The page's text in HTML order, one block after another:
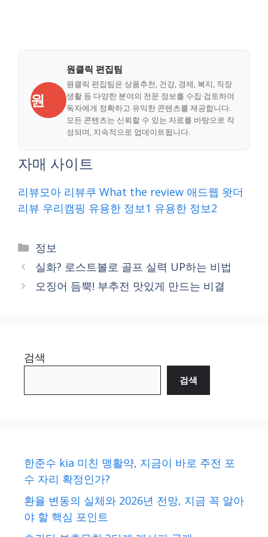
원
원클릭 편집팀
원클릭 편집팀은 상품추천, 건강, 경제, 복지, 직장
생활 등 다양한 분야의 전문 정보를 수집·검토하여
독자에게 정확하고 유익한 콘텐츠를 제공합니다.
모든 콘텐츠는 신뢰할 수 있는 자료를 바탕으로 작
성되며, 지속적으로 업데이트됩니다.
자매 사이트
리뷰모아 리뷰쿠 What the review 애드웹 왓더
리뷰 우리캠핑 유용한 정보1 유용한 정보2
Categories
정보
실화? 로스트볼로 골프 실력 UP하는 비법
오징어 듬뿍! 부추전 맛있게 만드는 비결
검색
검색
한준수 kia 미친 맹활약, 지금이 바로 주전 포
수 자리 확정인가?
환율 변동의 실체와 2026년 전망, 지금 꼭 알아
야 할 핵심 포인트